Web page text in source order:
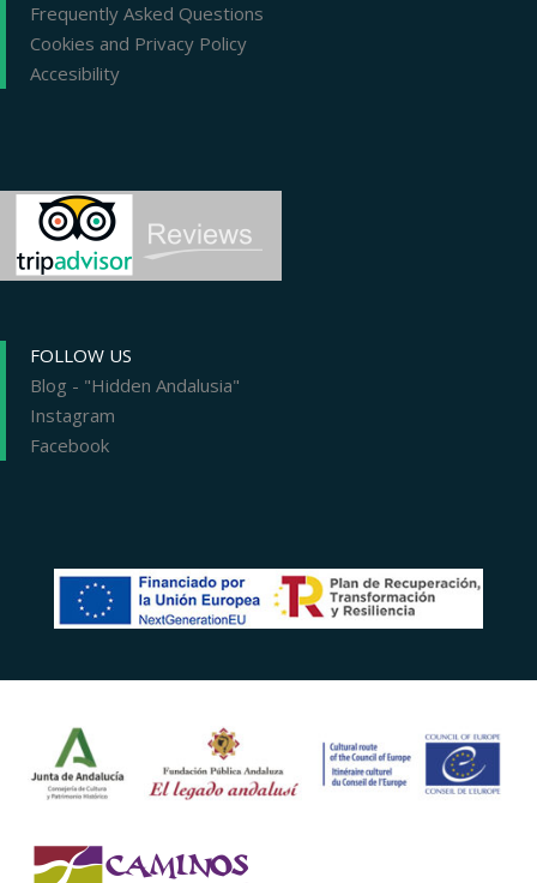
Frequently Asked Questions
Cookies and Privacy Policy
Accesibility
FOLLOW US
Blog - "Hidden Andalusia"
Instagram
Facebook